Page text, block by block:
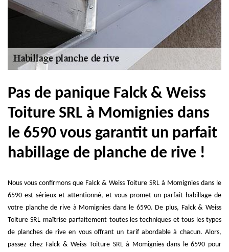
Pas de panique Falck & Weiss
Toiture SRL à Momignies dans
le 6590 vous garantit un parfait
habillage de planche de rive !
Nous vous confirmons que Falck & Weiss Toiture SRL à Momignies dans le
6590 est sérieux et attentionné, et vous promet un parfait habillage de
votre planche de rive à Momignies dans le 6590. De plus, Falck & Weiss
Toiture SRL maîtrise parfaitement toutes les techniques et tous les types
de planches de rive en vous offrant un tarif abordable à chacun. Alors,
passez chez Falck & Weiss Toiture SRL à Momignies dans le 6590 pour